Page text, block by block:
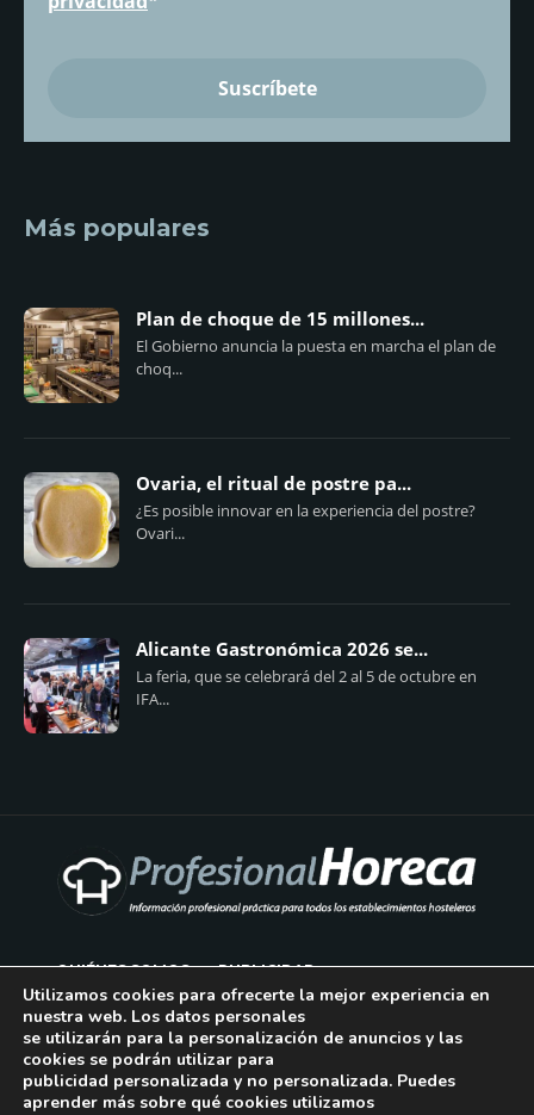
Más populares
Plan de choque de 15 millones...
El Gobierno anuncia la puesta en marcha el plan de
choq...
Ovaria, el ritual de postre pa...
¿Es posible innovar en la experiencia del postre?
Ovari...
Alicante Gastronómica 2026 se...
La feria, que se celebrará del 2 al 5 de octubre en
IFA...
QUIÉNES SOMOS PUBLICIDAD
AVISO LEGAL
POLÍTICA DE COOKIES
Utilizamos cookies para ofrecerte la mejor experiencia en
nuestra web. Los datos personales
se utilizarán para la personalización de anuncios y las
cookies se podrán utilizar para
publicidad personalizada y no personalizada. Puedes
aprender más sobre qué cookies utilizamos